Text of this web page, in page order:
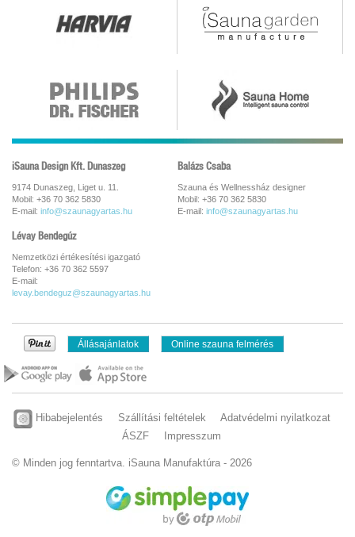
iSauna Design Kft. Dunaszeg
9174 Dunaszeg, Liget u. 11.
Mobil: +36 70 362 5830
E-mail: info@szaunagyartas.hu
Balázs Csaba
Szauna és Wellnessház designer
Mobil: +36 70 362 5830
E-mail: info@szaunagyartas.hu
Lévay Bendegúz
Nemzetközi értékesítési igazgató
Telefon: +36 70 362 5597
E-mail:
levay.bendeguz@szaunagyartas.hu
Állásajánlatok Online szauna felmérés
Hibabejelentés Szállítási feltételek
Adatvédelmi nyilatkozat
ÁSZF
Impresszum
© Minden jog fenntartva. iSauna Manufaktúra - 2026